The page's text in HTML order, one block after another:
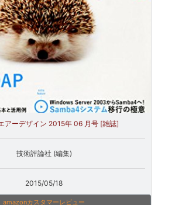
アーデザイン 2015年 06 月号 [雑誌]
技術評論社 (編集)
2015/05/18
amazonカスタマーレビュー